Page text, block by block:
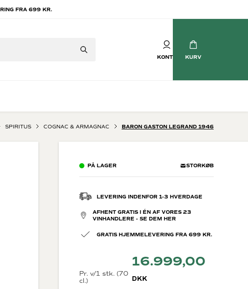
FRA 699 KR.
KONTO KURV
Champagne
Crémant
Prosecco
Søde mousserende
SPIRITUS COGNAC & ARMAGNAC BARON GASTON LEGRAND 1946
PÅ LAGER STORKØB
LEVERING INDENFOR 1-3 HVERDAGE
AFHENT GRATIS I ÉN AF VORES 23
VINHANDLERE - SE DEM HER
GRATIS HJEMMELEVERING FRA 699 KR.
Pr. v/1 stk. (70
cl.)
16.999,00
DKK